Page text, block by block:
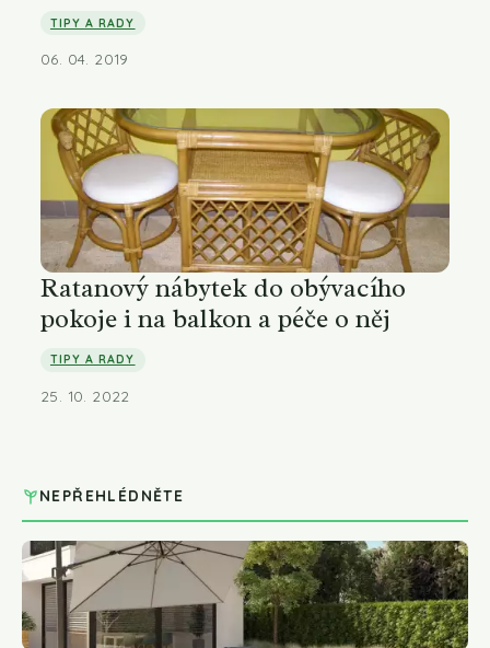
TIPY A RADY
06. 04. 2019
Ratanový nábytek do obývacího
pokoje i na balkon a péče o něj
TIPY A RADY
25. 10. 2022
NEPŘEHLÉDNĚTE